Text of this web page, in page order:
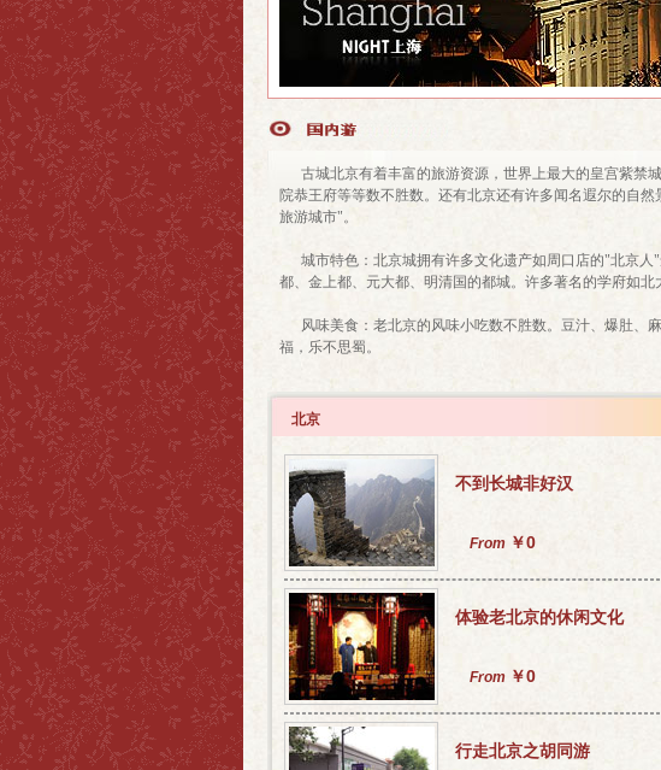
古城北京有着丰富的旅游资源，世界上最大的皇宫紫禁
院恭王府等等数不胜数。还有北京还有许多闻名遐尔的自
旅游城市"。
城市特色：北京城拥有许多文化遗产如周口店的"北京
都、金上都、元大都、明清国的都城。许多著名的学府如
风味美食：老北京的风味小吃数不胜数。豆汁、爆肚、
福，乐不思蜀。
北京
不到长城非好汉
From ￥0
体验老北京的休闲文化
From ￥0
行走北京之胡同游